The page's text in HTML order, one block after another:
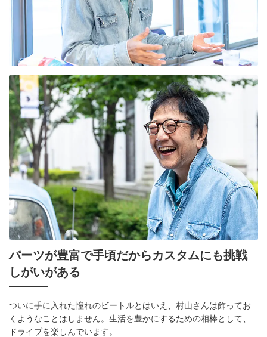
パーツが豊富で手頃だからカスタムにも挑戦
しがいがある
ついに手に入れた憧れのビートルとはいえ、村山さんは飾ってお
くようなことはしません。生活を豊かにするための相棒として、
ドライブを楽しんでいます。